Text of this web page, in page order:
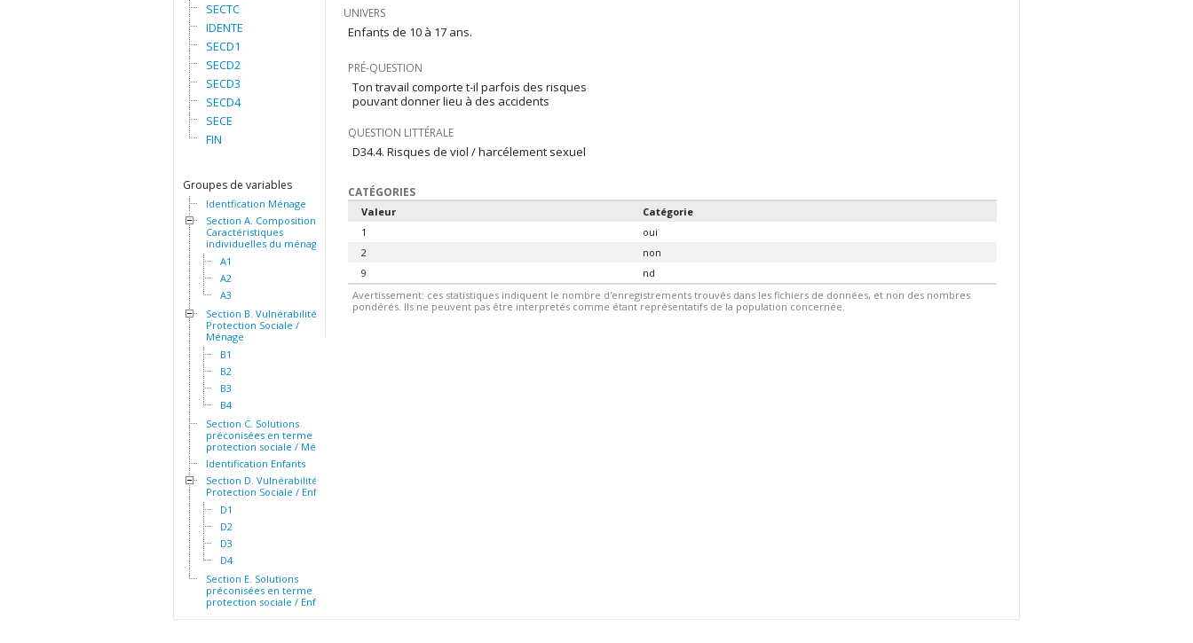
SECTC
IDENTE
SECD1
SECD2
SECD3
SECD4
SECE
FIN
Groupes de variables
Identfication Ménage
Section A. Composition et
Caractéristiques
individuelles du ménage
A1
A2
A3
Section B. Vulnérabilité et
Protection Sociale /
Ménage
B1
B2
B3
B4
Section C. Solutions
préconisées en terme de
protection sociale / Ménage
Identification Enfants
Section D. Vulnérabilité et
Protection Sociale / Enfants
D1
D2
D3
D4
Section E. Solutions
préconisées en terme de
protection sociale / Enfants
UNIVERS
Enfants de 10 à 17 ans.
PRÉ-QUESTION
Ton travail comporte t-il parfois des risques
pouvant donner lieu à des accidents
QUESTION LITTÉRALE
D34.4. Risques de viol / harcélement sexuel
CATÉGORIES
Valeur
Catégorie
1
oui
2
non
9
nd
Avertissement: ces statistiques indiquent le nombre d'enregistrements trouvés dans les fichiers de données, et non des nombres
pondérés. Ils ne peuvent pas être interpretés comme étant représentatifs de la population concernée.